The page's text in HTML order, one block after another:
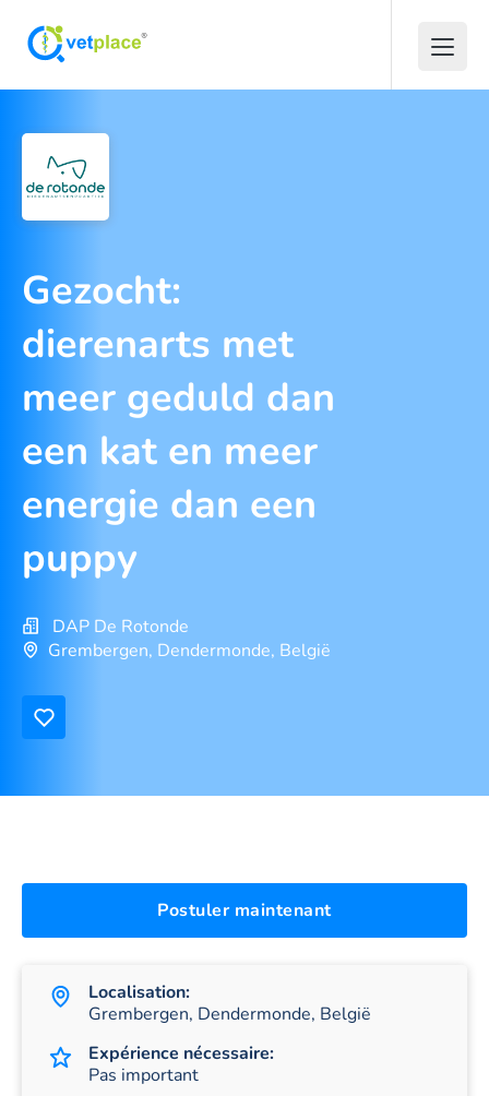
Gezocht:
dierenarts met
meer geduld dan
een kat en meer
energie dan een
puppy
DAP De Rotonde
Grembergen, Dendermonde, België
Postuler maintenant
Localisation:
Grembergen, Dendermonde, België
Expérience nécessaire:
Pas important